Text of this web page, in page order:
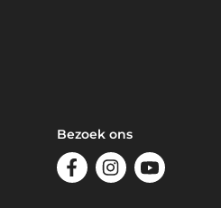
Bezoek ons